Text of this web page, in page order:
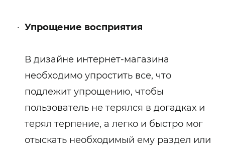
Упрощение восприятия
В дизайне интернет-магазина
необходимо упростить все, что
подлежит упрощению, чтобы
пользователь не терялся в догадках и
терял терпение, а легко и быстро мог
отыскать необходимый ему раздел или